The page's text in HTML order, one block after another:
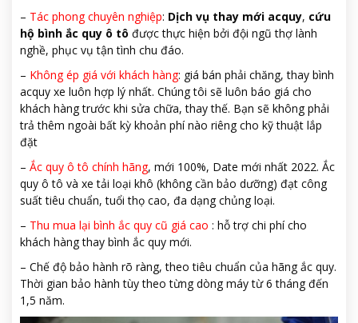
– Tác phong chuyên nghiệp: Dịch vụ thay mới acquy, cứu
hộ bình ắc quy ô tô được thực hiện bởi đội ngũ thợ lành
nghề, phục vụ tận tình chu đáo.
– Không ép giá với khách hàng: giá bán phải chăng, thay bình
acquy xe luôn hợp lý nhất. Chúng tôi sẽ luôn báo giá cho
khách hàng trước khi sửa chữa, thay thế. Bạn sẽ không phải
trả thêm ngoài bất kỳ khoản phí nào riêng cho kỹ thuật lắp
đặt
– Ắc quy ô tô chính hãng, mới 100%, Date mới nhất 2022. Ắc
quy ô tô và xe tải loại khô (không cần bảo dưỡng) đạt công
suất tiêu chuẩn, tuổi thọ cao, đa dạng chủng loại.
– Thu mua lại bình ắc quy cũ giá cao : hỗ trợ chi phí cho
khách hàng thay bình ắc quy mới.
– Chế độ bảo hành rõ ràng, theo tiêu chuẩn của hãng ắc quy.
Thời gian bảo hành tùy theo từng dòng máy từ 6 tháng đến
1,5 năm.